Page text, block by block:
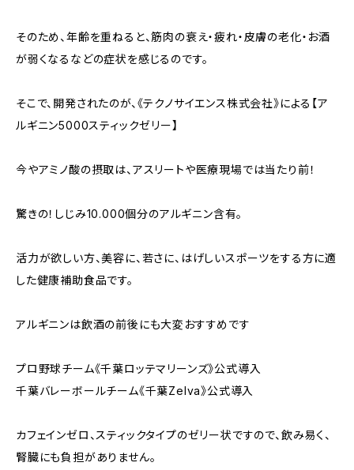
そのため、年齢を重ねると、筋肉の衰え・疲れ・皮膚の老化・お酒
が弱くなるなどの症状を感じるのです。
そこで、開発されたのが、《テクノサイエンス株式会社》による【ア
ルギニン5000スティックゼリー】
今やアミノ酸の摂取は、アスリートや医療現場では当たり前！
驚きの！しじみ10.000個分のアルギニン含有。
活力が欲しい方、美容に、若さに、はげしいスポーツをする方に適
した健康補助食品です。
アルギニンは飲酒の前後にも大変おすすめです
プロ野球チーム《千葉ロッテマリーンズ》公式導入
千葉バレーボールチーム《千葉Zelva》公式導入
カフェインゼロ、スティックタイプのゼリー状ですので、飲み易く、
腎臓にも負担がありません。